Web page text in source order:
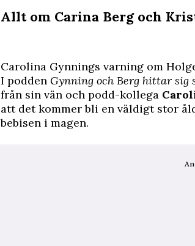
Allt om Carina Berg och
Carolina Gynnings varning om
I podden Gynning och Berg hittar sig
från sin vän och podd-kollega
att det kommer bli en väldigt stor
bebisen i magen.